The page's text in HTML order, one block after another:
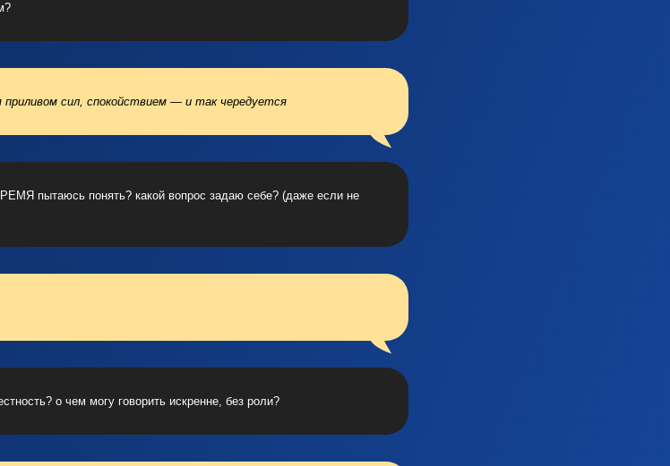
сил, спокойствием — и так чередуется
пытаюсь понять? какой вопрос задаю себе? (даже если не
о чем могу говорить искренне, без роли?